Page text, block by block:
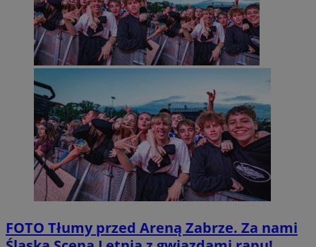
FOTO Tłumy przed Areną Zabrze. Za nami